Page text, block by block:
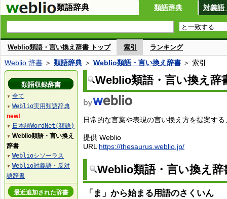
類語辞典 類語辞典 対義語
Weblio類語・言い換え辞書 トップ 索引 ランキング
Weblio 辞書 ＞ 類語辞典 ＞ Weblio類語・言い換え辞書 ＞ 索引
Weblio類語・言い換え辞
日常的な言葉や表現の言い換え方を提案す
提供 Weblio
URL https://thesaurus.weblio.jp/
Weblio類語・言い換え
「ま」から始まる用語のさくいん
類語収録辞書
▼ 全て
▼ Weblio実用類語辞典
new!
▼ 日本語WordNet(類語)
▼ Weblio類語・言い換え
辞書
▼ Weblioシソーラス
▼ Weblio対義語・反対
語辞書
最近追加された辞書